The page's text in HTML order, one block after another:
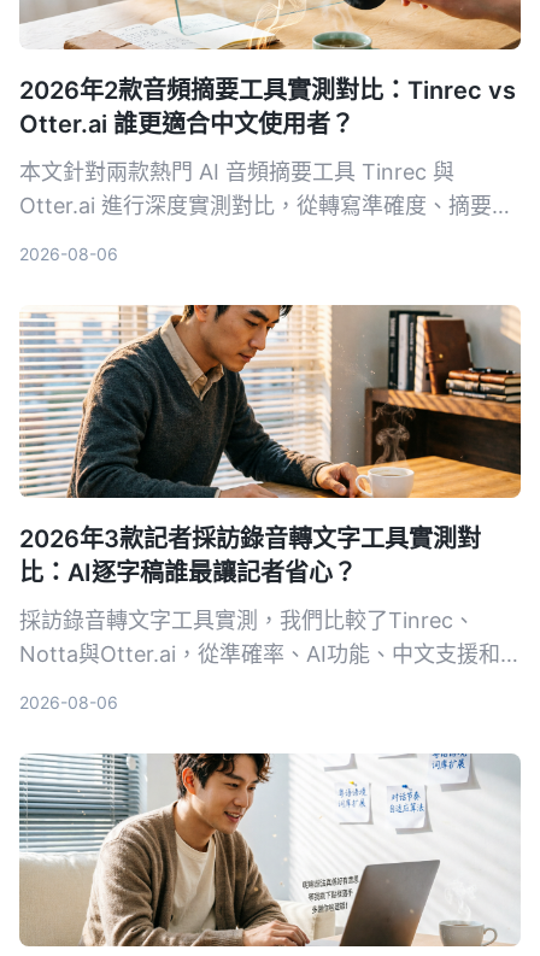
2026年2款音頻摘要工具實測對比：Tinrec vs
Otter.ai 誰更適合中文使用者？
本文針對兩款熱門 AI 音頻摘要工具 Tinrec 與
Otter.ai 進行深度實測對比，從轉寫準確度、摘要品
整理會議、課程、訪談與網路影音內容。
2026-08-06
2026年3款記者採訪錄音轉文字工具實測對
比：AI逐字稿誰最讓記者省心？
採訪錄音轉文字工具實測，我們比較了Tinrec、
Notta與Otter.ai，從準確率、AI功能、中文支援和
2026-08-06